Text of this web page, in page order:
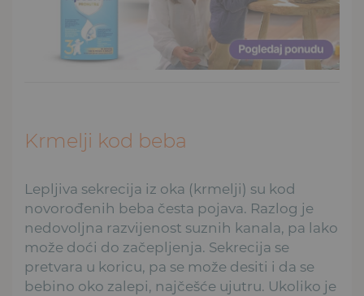
Krmelji kod beba
Lepljiva sekrecija iz oka (krmelji) su kod
novorođenih beba česta pojava. Razlog je
nedovoljna razvijenost suznih kanala, pa lako
može doći do začepljenja. Sekrecija se
pretvara u koricu, pa se može desiti i da se
bebino oko zalepi, najčešće ujutru. Ukoliko je